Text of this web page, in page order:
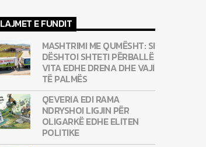
LAJMET E FUNDIT
MASHTRIMI ME QUMËSHT: SI
DËSHTOI SHTETI PËRBALLË
VITA EDHE DRENA DHE VAJI
TË PALMËS
QEVERIA EDI RAMA
NDRYSHOI LIGJIN PËR
OLIGARKË EDHE ELITEN
POLITIKE